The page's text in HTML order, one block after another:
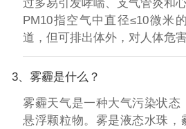
PM10指空气中直径≤10微米
道，但可排出体外，对人体危
3、雾霾是什么？
雾霾天气是一种大气污染状态
悬浮颗粒物。雾是液态水珠，